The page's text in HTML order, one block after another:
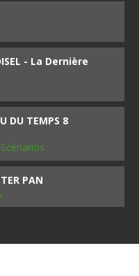
- La Dernière
DU TEMPS 8
PAN